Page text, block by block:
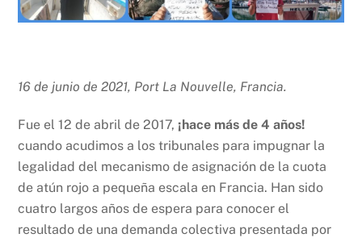
16 de junio de 2021, Port La Nouvelle, Francia.
Fue el 12 de abril de 2017, ¡hace más de 4 años!
cuando acudimos a los tribunales para impugnar la
legalidad del mecanismo de asignación de la cuota
de atún rojo a pequeña escala en Francia. Han sido
cuatro largos años de espera para conocer el
resultado de una demanda colectiva presentada por